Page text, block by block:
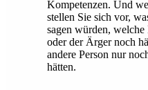
Kompetenzen. Und
stellen Sie sich vor,
sagen würden, welche
oder der Ärger noch
andere Person nur
hätten.